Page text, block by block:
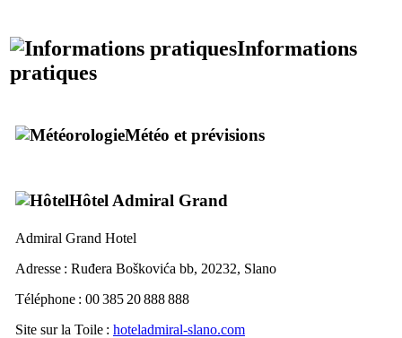
Informations
pratiques
Météo et prévisions
Hôtel Admiral Grand
Admiral Grand Hotel
Adresse : Ruđera Boškovića bb, 20232, Slano
Téléphone : 00 385 20 888 888
Site sur la Toile : hoteladmiral-slano.com